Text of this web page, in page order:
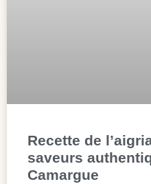
Recette de
saveurs
Camargue